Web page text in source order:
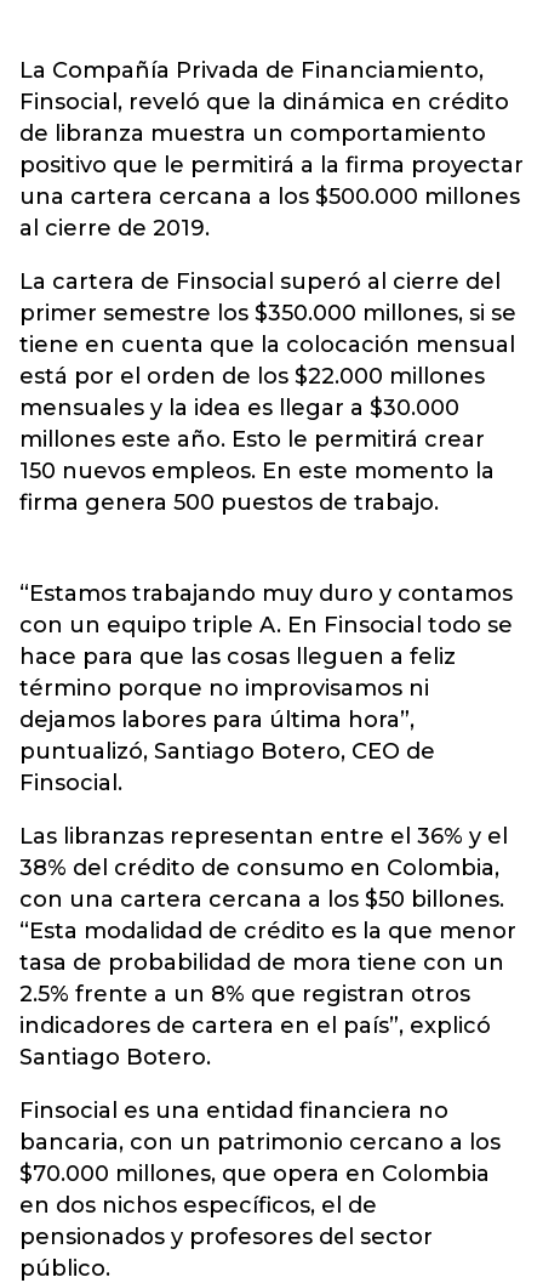
La Compañía Privada de Financiamiento,
Finsocial, reveló que la dinámica en crédito
de libranza muestra un comportamiento
positivo que le permitirá a la firma proyectar
una cartera cercana a los $500.000 millones
al cierre de 2019.
La cartera de Finsocial superó al cierre del
primer semestre los $350.000 millones, si se
tiene en cuenta que la colocación mensual
está por el orden de los $22.000 millones
mensuales y la idea es llegar a $30.000
millones este año. Esto le permitirá crear
150 nuevos empleos. En este momento la
firma genera 500 puestos de trabajo.
“Estamos trabajando muy duro y contamos
con un equipo triple A. En Finsocial todo se
hace para que las cosas lleguen a feliz
término porque no improvisamos ni
dejamos labores para última hora”,
puntualizó, Santiago Botero, CEO de
Finsocial.
Las libranzas representan entre el 36% y el
38% del crédito de consumo en Colombia,
con una cartera cercana a los $50 billones.
“Esta modalidad de crédito es la que menor
tasa de probabilidad de mora tiene con un
2.5% frente a un 8% que registran otros
indicadores de cartera en el país”, explicó
Santiago Botero.
Finsocial es una entidad financiera no
bancaria, con un patrimonio cercano a los
$70.000 millones, que opera en Colombia
en dos nichos específicos, el de
pensionados y profesores del sector
público.